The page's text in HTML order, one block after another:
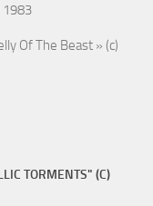
1983
Of The Beast » (c)
TORMENTS" (C)